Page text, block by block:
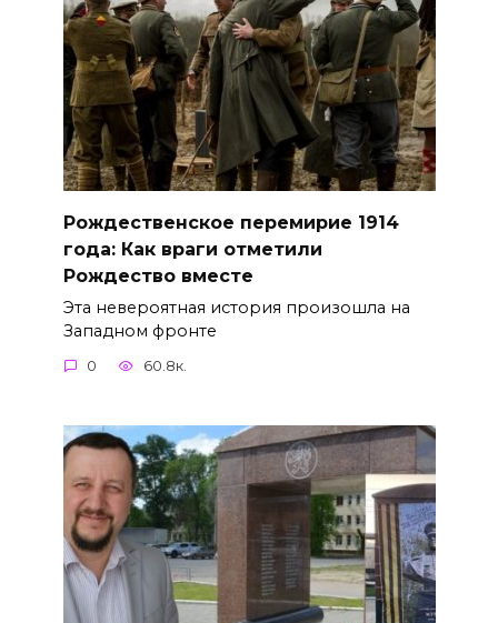
Рождественское перемирие 1914
года: Как враги отметили
Рождество вместе
Эта невероятная история произошла на
Западном фронте
0 60.8к.